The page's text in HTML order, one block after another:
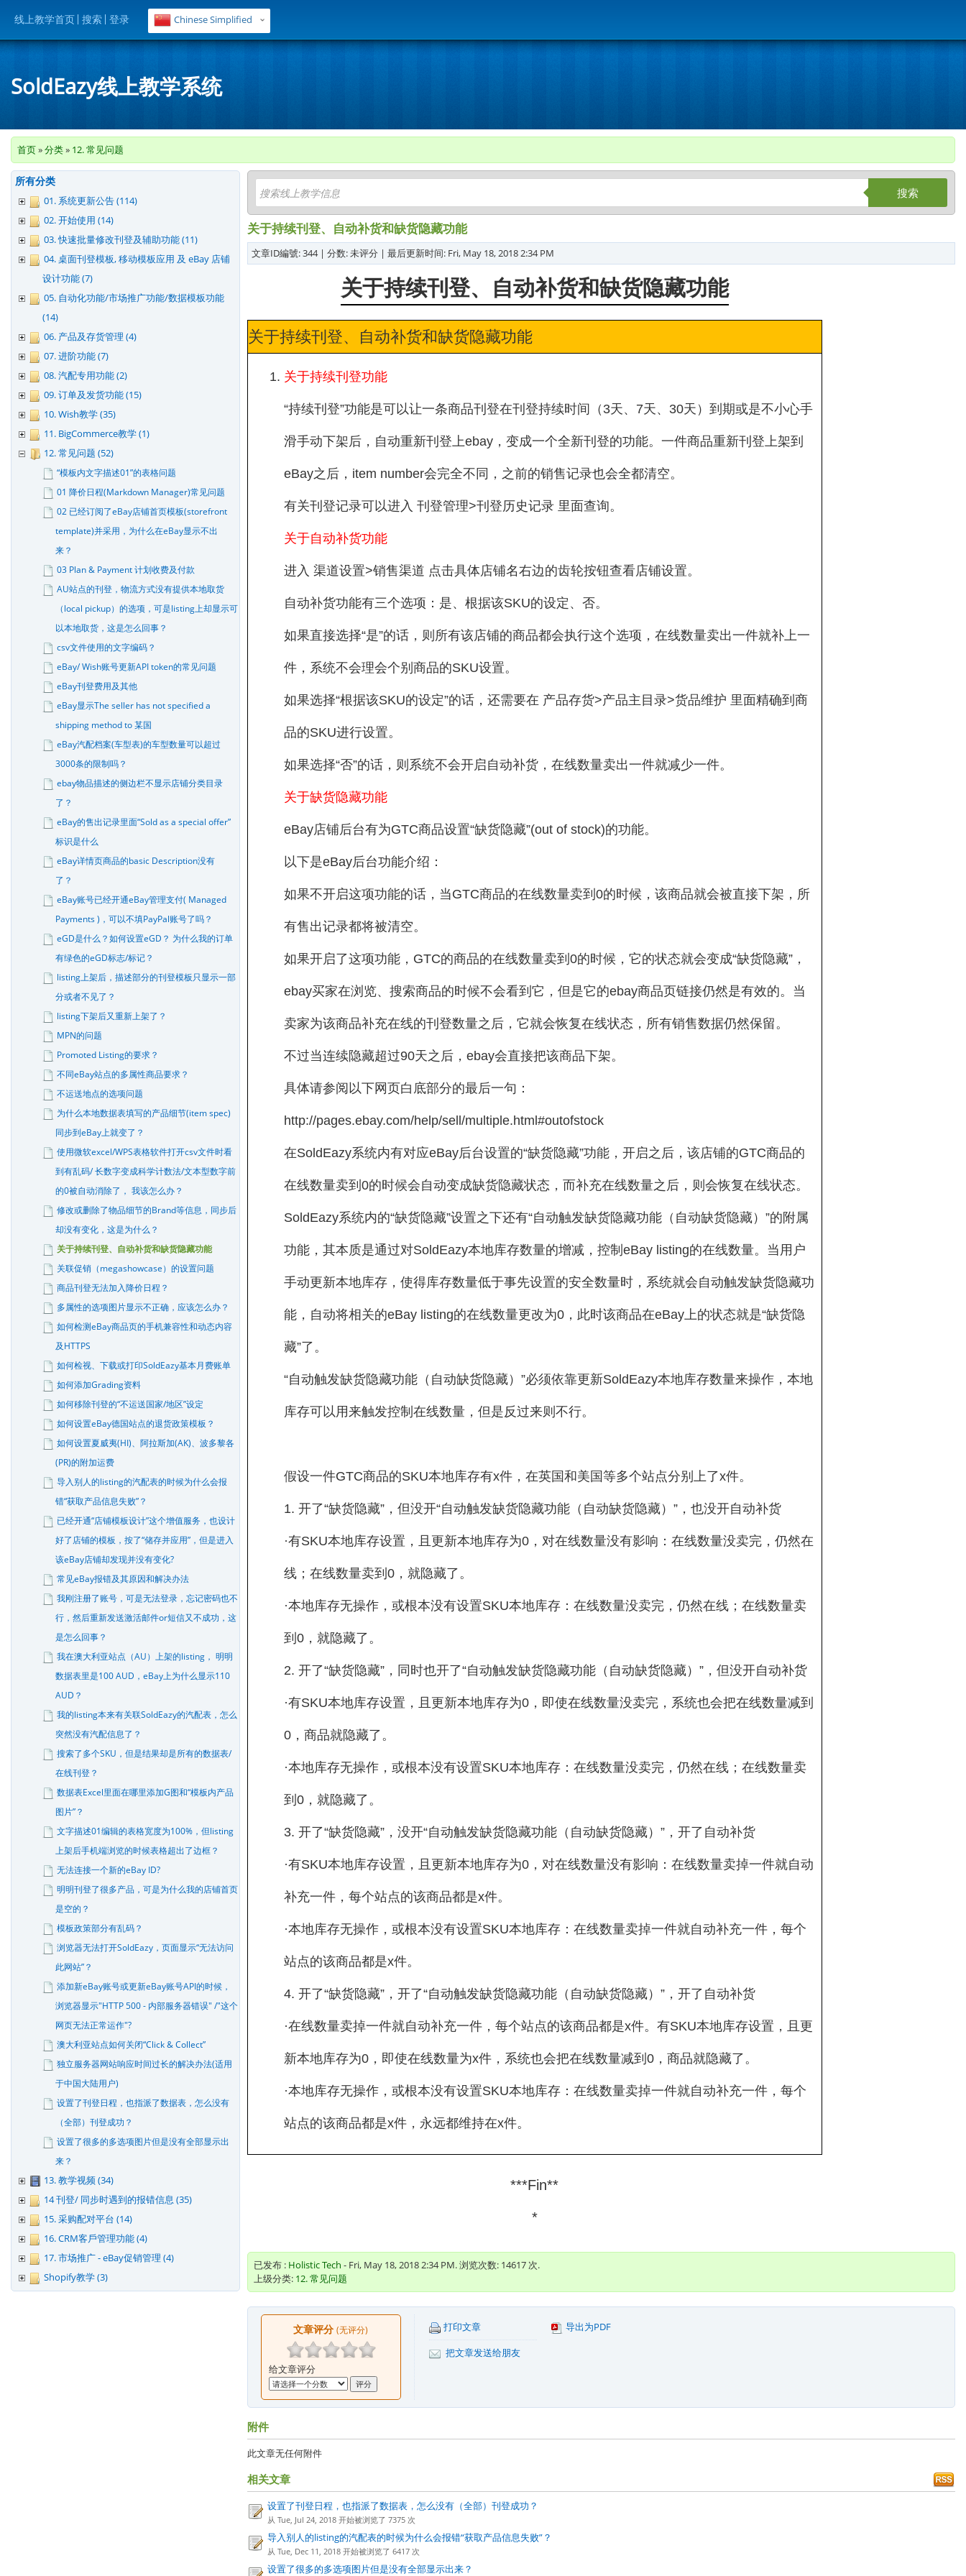
线上教学首页 搜索 登录 Chinese Simplified
SoldEazy线上教学系统
首页»分类» 12. 常见问题
所有分类
01. 系统更新公告 (114)
02. 开始使用 (14)
03. 快速批量修改刊登及辅助功能 (11)
04. 桌面刊登模板, 移动模板应用 及 eBay 店铺
设计功能 (7)
05. 自动化功能/市场推广功能/数据模板功能
(14)
06. 产品及存货管理 (4)
07. 进阶功能 (7)
08. 汽配专用功能 (2)
09. 订单及发货功能 (15)
10. Wish教学 (35)
11. BigCommerce教学 (1)
12. 常见问题 (52)
“模板内文字描述01”的表格问题
01 降价日程(Markdown Manager)常见问题
02 已经订阅了eBay店铺首页模板(storefront
template)并采用，为什么在eBay显示不出
来？
03 Plan & Payment 计划收费及付款
AU站点的刊登，物流方式没有提供本地取货
（local pickup）的选项，可是listing上却显示可
以本地取货，这是怎么回事？
csv文件使用的文字编码？
eBay/ Wish账号更新API token的常见问题
eBay刊登费用及其他
eBay显示The seller has not specified a
shipping method to 某国
eBay汽配档案(车型表)的车型数量可以超过
3000条的限制吗？
ebay物品描述的侧边栏不显示店铺分类目录
了？
eBay的售出记录里面“Sold as a special offer”
标识是什么
eBay详情页商品的basic Description没有
了？
eBay账号已经开通eBay管理支付( Managed
Payments )，可以不填PayPal账号了吗？
eGD是什么？如何设置eGD？ 为什么我的订单
有绿色的eGD标志/标记？
listing上架后，描述部分的刊登模板只显示一部
分或者不见了？
listing下架后又重新上架了？
MPN的问题
Promoted Listing的要求？
不同eBay站点的多属性商品要求？
不运送地点的选项问题
为什么本地数据表填写的产品细节(item spec)
同步到eBay上就变了？
使用微软excel/WPS表格软件打开csv文件时看
到有乱码/ 长数字变成科学计数法/文本型数字前
的0被自动消除了， 我该怎么办？
修改或删除了物品细节的Brand等信息，同步后
却没有变化，这是为什么？
关于持续刊登、自动补货和缺货隐藏功能
关联促销（megashowcase）的设置问题
商品刊登无法加入降价日程？
多属性的选项图片显示不正确，应该怎么办？
如何检测eBay商品页的手机兼容性和动态内容
及HTTPS
如何检视、下载或打印SoldEazy基本月费账单
如何添加Grading资料
如何移除刊登的“不运送国家/地区”设定
如何设置eBay德国站点的退货政策模板？
如何设置夏威夷(HI)、阿拉斯加(AK)、波多黎各
(PR)的附加运费
导入别人的listing的汽配表的时候为什么会报
错“获取产品信息失败”？
已经开通“店铺模板设计”这个增值服务，也设计
好了店铺的模板，按了“储存并应用”，但是进入
该eBay店铺却发现并没有变化?
常见eBay报错及其原因和解决办法
我刚注册了账号，可是无法登录，忘记密码也不
行，然后重新发送激活邮件or短信又不成功，这
是怎么回事？
我在澳大利亚站点（AU）上架的listing， 明明
数据表里是100 AUD，eBay上为什么显示110
AUD？
我的listing本来有关联SoldEazy的汽配表，怎么
突然没有汽配信息了？
搜索了多个SKU，但是结果却是所有的数据表/
在线刊登？
数据表Excel里面在哪里添加G图和“模板内产品
图片”？
文字描述01编辑的表格宽度为100%，但listing
上架后手机端浏览的时候表格超出了边框？
无法连接一个新的eBay ID?
明明刊登了很多产品，可是为什么我的店铺首页
是空的？
模板政策部分有乱码？
浏览器无法打开SoldEazy，页面显示“无法访问
此网站”？
添加新eBay账号或更新eBay账号API的时候，
浏览器显示"HTTP 500 - 内部服务器错误" /"这个
网页无法正常运作"?
澳大利亚站点如何关闭“Click & Collect”
独立服务器网站响应时间过长的解决办法(适用
于中国大陆用户)
设置了刊登日程，也指派了数据表，怎么没有
（全部）刊登成功？
设置了很多的多选项图片但是没有全部显示出
来？
13. 教学视频 (34)
14 刊登/ 同步时遇到的报错信息 (35)
15. 采购配对平台 (14)
16. CRM客戶管理功能 (4)
17. 市场推广 - eBay促销管理 (4)
Shopify教学 (3)
搜索
关于持续刊登、自动补货和缺货隐藏功能
文章ID編號: 344 | 分数: 未评分 | 最后更新时间: Fri, May 18, 2018 2:34 PM
关于持续刊登、自动补货和缺货隐藏功能
关于持续刊登、自动补货和缺货隐藏功能
关于持续刊登功能
“持续刊登”功能是可以让一条商品刊登在刊登持续时间（3天、7天、30天）到期或是不小心手
滑手动下架后，自动重新刊登上ebay，变成一个全新刊登的功能。一件商品重新刊登上架到
eBay之后，item number会完全不同，之前的销售记录也会全都清空。
有关刊登记录可以进入 刊登管理>刊登历史记录 里面查询。
关于自动补货功能
进入 渠道设置>销售渠道 点击具体店铺名右边的齿轮按钮查看店铺设置。
自动补货功能有三个选项：是、根据该SKU的设定、否。
如果直接选择“是”的话，则所有该店铺的商品都会执行这个选项，在线数量卖出一件就补上一
件，系统不会理会个别商品的SKU设置。
如果选择“根据该SKU的设定”的话，还需要在 产品存货>产品主目录>货品维护 里面精确到商
品的SKU进行设置。
如果选择“否”的话，则系统不会开启自动补货，在线数量卖出一件就减少一件。
关于缺货隐藏功能
eBay店铺后台有为GTC商品设置“缺货隐藏”(out of stock)的功能。
以下是eBay后台功能介绍：
如果不开启这项功能的话，当GTC商品的在线数量卖到0的时候，该商品就会被直接下架，所
有售出记录都将被清空。
如果开启了这项功能，GTC的商品的在线数量卖到0的时候，它的状态就会变成“缺货隐藏”，
ebay买家在浏览、搜索商品的时候不会看到它，但是它的ebay商品页链接仍然是有效的。当
卖家为该商品补充在线的刊登数量之后，它就会恢复在线状态，所有销售数据仍然保留。
不过当连续隐藏超过90天之后，ebay会直接把该商品下架。
具体请参阅以下网页白底部分的最后一句：
http://pages.ebay.com/help/sell/multiple.html#outofstock
在SoldEazy系统内有对应eBay后台设置的“缺货隐藏”功能，开启之后，该店铺的GTC商品的
在线数量卖到0的时候会自动变成缺货隐藏状态，而补充在线数量之后，则会恢复在线状态。
SoldEazy系统内的“缺货隐藏”设置之下还有“自动触发缺货隐藏功能（自动缺货隐藏）”的附属
功能，其本质是通过对SoldEazy本地库存数量的增减，控制eBay listing的在线数量。当用户
手动更新本地库存，使得库存数量低于事先设置的安全数量时，系统就会自动触发缺货隐藏功
能，自动将相关的eBay listing的在线数量更改为0，此时该商品在eBay上的状态就是“缺货隐
藏”了。
“自动触发缺货隐藏功能（自动缺货隐藏）”必须依靠更新SoldEazy本地库存数量来操作，本地
库存可以用来触发控制在线数量，但是反过来则不行。
假设一件GTC商品的SKU本地库存有x件，在英国和美国等多个站点分别上了x件。
1. 开了“缺货隐藏”，但没开“自动触发缺货隐藏功能（自动缺货隐藏）”，也没开自动补货
·有SKU本地库存设置，且更新本地库存为0，对在线数量没有影响：在线数量没卖完，仍然在
线；在线数量卖到0，就隐藏了。
·本地库存无操作，或根本没有设置SKU本地库存：在线数量没卖完，仍然在线；在线数量卖
到0，就隐藏了。
2. 开了“缺货隐藏”，同时也开了“自动触发缺货隐藏功能（自动缺货隐藏）”，但没开自动补货
·有SKU本地库存设置，且更新本地库存为0，即使在线数量没卖完，系统也会把在线数量减到
0，商品就隐藏了。
·本地库存无操作，或根本没有设置SKU本地库存：在线数量没卖完，仍然在线；在线数量卖
到0，就隐藏了。
3. 开了“缺货隐藏”，没开“自动触发缺货隐藏功能（自动缺货隐藏）”，开了自动补货
·有SKU本地库存设置，且更新本地库存为0，对在线数量没有影响：在线数量卖掉一件就自动
补充一件，每个站点的该商品都是x件。
·本地库存无操作，或根本没有设置SKU本地库存：在线数量卖掉一件就自动补充一件，每个
站点的该商品都是x件。
4. 开了“缺货隐藏”，开了“自动触发缺货隐藏功能（自动缺货隐藏）”，开了自动补货
·在线数量卖掉一件就自动补充一件，每个站点的该商品都是x件。有SKU本地库存设置，且更
新本地库存为0，即使在线数量为x件，系统也会把在线数量减到0，商品就隐藏了。
·本地库存无操作，或根本没有设置SKU本地库存：在线数量卖掉一件就自动补充一件，每个
站点的该商品都是x件，永远都维持在x件。
***Fin**
*
已发布 : Holistic Tech - Fri, May 18, 2018 2:34 PM. 浏览次数: 14617 次.
上级分类: 12. 常见问题
文章评分 (无评分)
给文章评分
打印文章
把文章发送给朋友
导出为PDF
附件
此文章无任何附件
相关文章
设置了刊登日程，也指派了数据表，怎么没有（全部）刊登成功？
从 Tue, Jul 24, 2018 开始被浏览了 7375 次
导入别人的listing的汽配表的时候为什么会报错“获取产品信息失败”？
从 Tue, Dec 11, 2018 开始被浏览了 6417 次
设置了很多的多选项图片但是没有全部显示出来？